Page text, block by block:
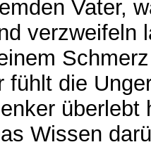
Vater,
verzweifeln
fühlt die
überlebt
Wissen